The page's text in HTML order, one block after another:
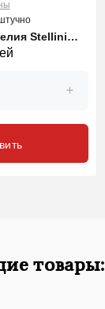
Stellini
№24, 500гр
товары: